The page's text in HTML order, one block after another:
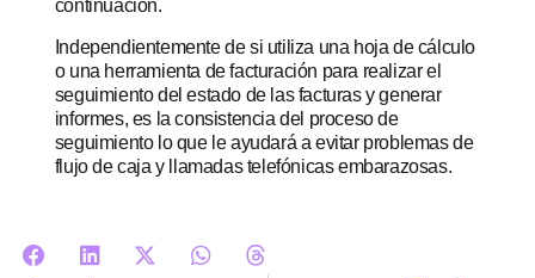
continuación.
Independientemente de si utiliza una hoja de cálculo
o una herramienta de facturación para realizar el
seguimiento del estado de las facturas y generar
informes, es la consistencia del proceso de
seguimiento lo que le ayudará a evitar problemas de
flujo de caja y llamadas telefónicas embarazosas.